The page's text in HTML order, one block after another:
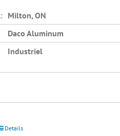
Milton, ON
Daco Aluminum
Industriel
Details